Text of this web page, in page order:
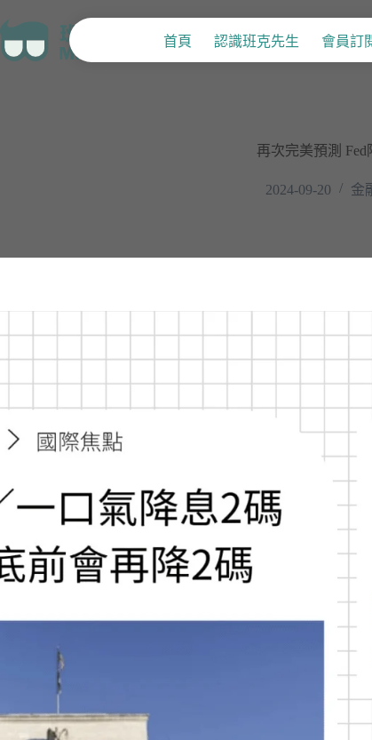
首頁 認識班克先生 會員訂
再次完美預測 Fed
2024-09-20 金